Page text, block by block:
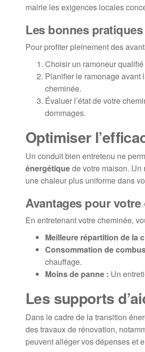
mairie les exigences locales
Les bonnes
Pour profiter pleinement des
Choisir un ramoneur
Planifier le ramonage avant
cheminée.
Évaluer l’état de votre
dommages.
Optimiser
Un conduit bien entretenu ne
énergétiquede votre maison.
une chaleur plus uniforme dans
Avantages pour
En entretenant votre cheminée,
Meilleure répartition de la
Consommation de
chauffage.
Moins de panne : Un
Les supports
Dans le cadre de la transition
des travaux de rénovation,
peuvent alléger vos dépenses et